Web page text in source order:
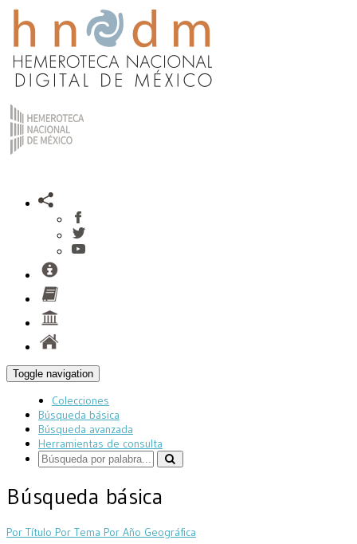
Toggle navigation
Colecciones
Búsqueda básica
Búsqueda avanzada
Herramientas de consulta
Búsqueda básica
Por Título Por Tema Por Año Geográfica